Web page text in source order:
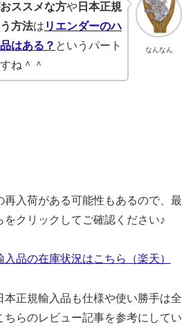
なんなん
ススメな方や 日本正規
方法は リエンダーのハ
はある？ というパート
ね＾＾
再入荷がある可能性もあるので、最
をクリックしてご確認ください♪
品の在庫状況はこちら（楽天）
本正規輸入品も仕様や使い勝手は全
ちらのレビュー記事を参考にしてい